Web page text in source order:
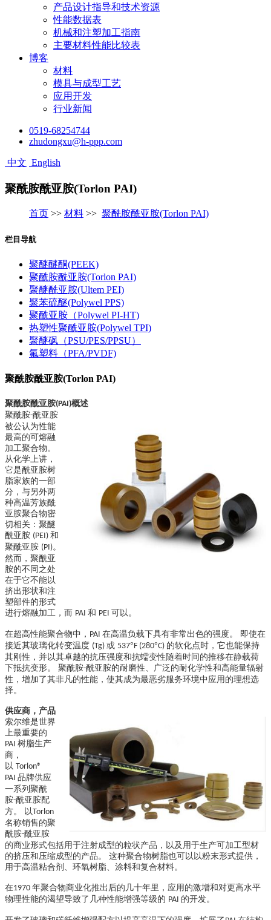
产品设计指导和技术资源
性能数据表
机械和注塑加工指南
主要材料性能比较表
博客
材料
模具与成型工艺
应用开发
行业新闻
0519-68254744
zhudongxu@h-ppp.com
中文 English
聚酰胺酰亚胺(Torlon PAI)
首页 >> 材料 >> 聚酰胺酰亚胺(Torlon PAI)
栏目导航
聚醚醚酮(PEEK)
聚酰胺酰亚胺(Torlon PAI)
聚醚酰亚胺(Ultem PEI)
聚苯硫醚(Polywel PPS)
聚酰亚胺（Polywel PI-HT)
热塑性聚酰亚胺(Polywel TPI)
聚醚砜（PSU/PES/PPSU）
氟塑料（PFA/PVDF)
聚酰胺酰亚胺(Torlon PAI)
聚酰胺酰亚胺(PAI)概述
聚酰胺-酰亚胺
被公认为性能
最高的可熔融
加工聚合物。
从化学上讲，
它是酰亚胺树
脂家族的一部
分，与另外两
种高温芳族酰
亚胺聚合物密
切相关：聚醚
酰亚胺 (PEI) 和
聚酰亚胺 (PI)。
然而，聚酰亚
胺的不同之处
在于它不能以
挤出形状和注
塑部件的形式
进行熔融加工，而 PAI 和 PEI 可以。
在超高性能聚合物中， PAI 在高温负载下具有非常出色的强度。 即使在
接近其玻璃化转变温度 (Tg) 或 537°F (280°C) 的软化点时，它也能保持
其刚性，并以其卓越的抗压强度和抗蠕变性随着时间的推移在静载荷
下抵抗变形。 聚酰胺-酰亚胺的耐磨性、广泛的耐化学性和高能量辐射
性，增加了其非凡的性能，使其成为最恶劣服务环境中应用的理想选
择。
供应商，产品
索尔维是世界
上最重要的
PAI 树脂生产
商，
以 Torlon®
PAI 品牌供应
一系列聚酰
胺-酰亚胺配
方。 以Torlon
名称销售的聚
酰胺-酰亚胺
的商业形式包括用于注射成型的粒状产品，以及用于生产可加工型材
的挤压和压缩成型的产品。 这种聚合物树脂也可以以粉末形式提供，
用于高温粘合剂、环氧树脂、涂料和复合材料。
在1970 年聚合物商业化推出后的几十年里，应用的激增和对更高水平
物理性能的渴望导致了几种性能增强等级的 PAI 的开发。